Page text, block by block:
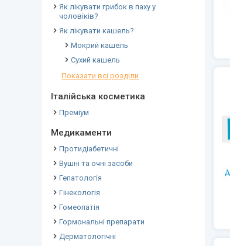
Як лікувати грибок в паху у
чоловіків?
Як лікувати кашель?
Мокрий кашель
Сухий кашель
Показати всі розділи
Італійська косметика
Преміум
Медикаменти
Протидіабетичні
Вушні та очні засоби
Гепатологія
Гінекологія
Гомеопатія
Гормональні препарати
Дерматологічні